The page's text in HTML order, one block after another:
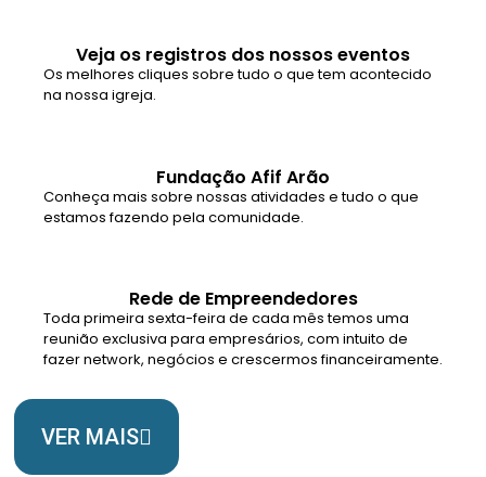
Veja os registros dos nossos eventos
Os melhores cliques sobre tudo o que tem acontecido
na nossa igreja.
Fundação Afif Arão
Conheça mais sobre nossas atividades e tudo o que
estamos fazendo pela comunidade.
Rede de Empreendedores
Toda primeira sexta-feira de cada mês temos uma
reunião exclusiva para empresários, com intuito de
fazer network, negócios e crescermos financeiramente.
VER MAIS